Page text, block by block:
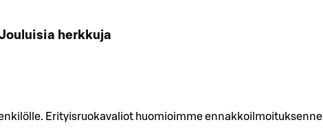
herkkuja
Erityisruokavaliot huomioimme ennakkoilmoituksenne